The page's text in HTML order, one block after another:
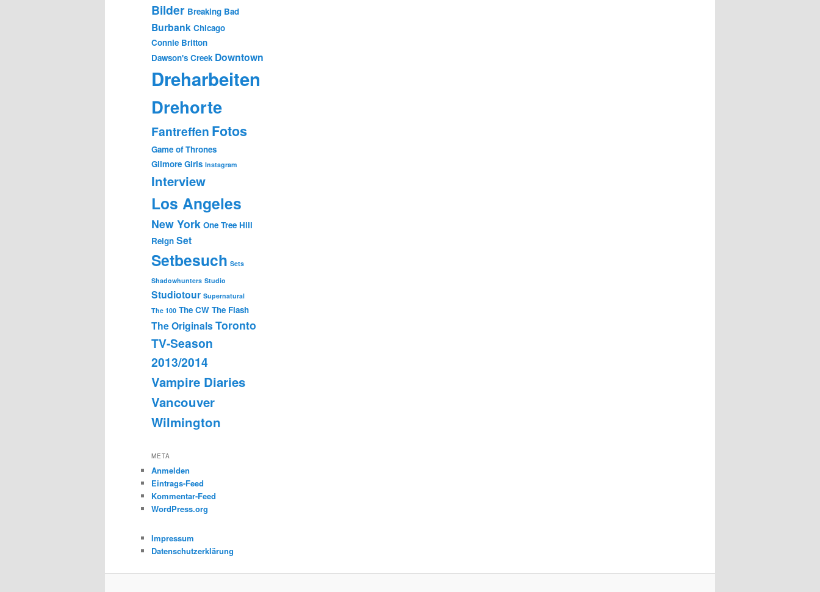
Bilder Breaking Bad
Burbank Chicago
Connie Britton
Dawson's Creek Downtown
Dreharbeiten
Drehorte
Fantreffen Fotos
Game of Thrones
Gilmore Girls Instagram
Interview
Los Angeles
New York One Tree Hill
Reign Set
Setbesuch Sets
Shadowhunters Studio
Studiotour Supernatural
The 100 The CW The Flash
The OriginalsToronto
TV-Season
2013/2014
Vampire Diaries
Vancouver
Wilmington
META
Anmelden
Eintrags-Feed
Kommentar-Feed
WordPress.org
Impressum
Datenschutzerklärung